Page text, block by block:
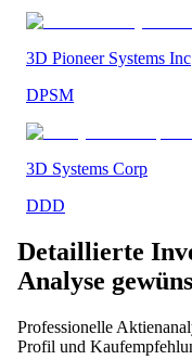
3D Pioneer Systems Inc
DPSM
3D Systems Corp
DDD
Detaillierte
Analyse
Professionelle
Profil und